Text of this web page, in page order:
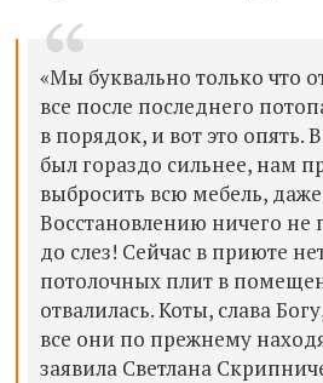
«Мы буквально только что
все после последнего
в порядок, и вот это опять.
был гораздо сильнее, нам
выбросить всю мебель,
Восстановлению ничего не
до слез! Сейчас в приюте
потолочных плит в
отвалилась. Коты, слава
все они по прежнему
заявила Светлана